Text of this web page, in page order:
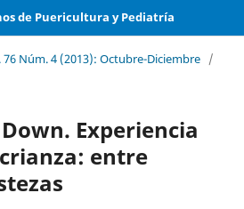
de Puericultura y Pediatría
76 Núm. 4 (2013): Octubre-Diciembre /
Experiencia
entre